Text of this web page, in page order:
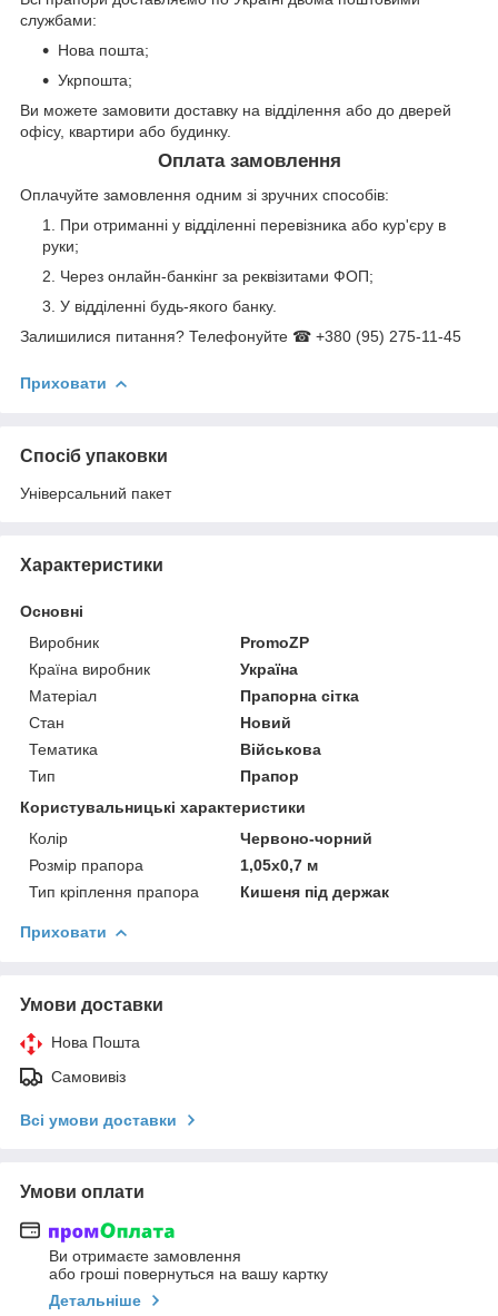
службами:
Нова пошта;
Укрпошта;
Ви можете замовити доставку на відділення або до дверей
офісу, квартири або будинку.
Оплата замовлення
Оплачуйте замовлення одним зі зручних способів:
При отриманні у відділенні перевізника або кур'єру в
руки;
Через онлайн-банкінг за реквізитами ФОП;
У відділенні будь-якого банку.
Залишилися питання? Телефонуйте ☎ +380 (95) 275-11-45
Приховати
Спосіб упаковки
Універсальний пакет
Характеристики
Основні
Виробник
PromoZP
Країна виробник
Україна
Матеріал
Прапорна сітка
Стан
Новий
Тематика
Військова
Тип
Прапор
Користувальницькі характеристики
Колір
Червоно-чорний
Розмір прапора
1,05х0,7 м
Тип кріплення прапора
Кишеня під держак
Приховати
Умови доставки
Нова Пошта
Самовивіз
Всі умови доставки
Умови оплати
Ви отримаєте замовлення
або гроші повернуться на вашу картку
Детальніше